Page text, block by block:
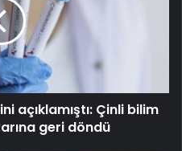
açıklamıştı: Çinli bilim
geri döndü